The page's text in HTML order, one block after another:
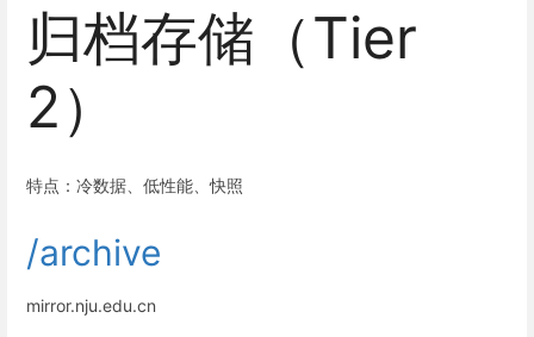
归档存储（Tier
2）
特点：冷数据、低性能、快照
/archive
mirror.nju.edu.cn